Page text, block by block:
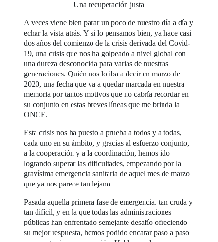
Una recuperación justa
A veces viene bien parar un poco de nuestro día a día y
echar la vista atrás. Y si lo pensamos bien, ya hace casi
dos años del comienzo de la crisis derivada del Covid-
19, una crisis que nos ha golpeado a nivel global con
una dureza desconocida para varias de nuestras
generaciones. Quién nos lo iba a decir en marzo de
2020, una fecha que va a quedar marcada en nuestra
memoria por tantos motivos que no cabría recordar en
su conjunto en estas breves líneas que me brinda la
ONCE.
Esta crisis nos ha puesto a prueba a todos y a todas,
cada uno en su ámbito, y gracias al esfuerzo conjunto,
a la cooperación y a la coordinación, hemos ido
logrando superar las dificultades, empezando por la
gravísima emergencia sanitaria de aquel mes de marzo
que ya nos parece tan lejano.
Pasada aquella primera fase de emergencia, tan cruda y
tan difícil, y en la que todas las administraciones
públicas han enfrentado semejante desafío ofreciendo
su mejor respuesta, hemos podido encarar paso a paso